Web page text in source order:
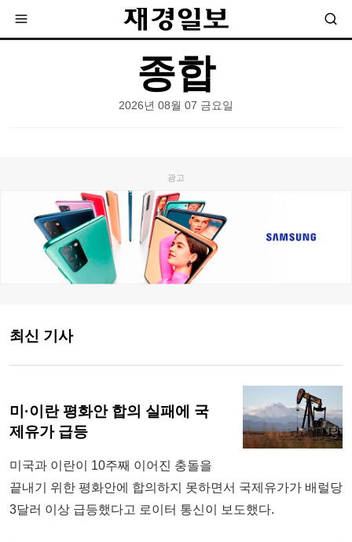
종합
2026년 08월 07 금요일
최신 기사
미·이란 평화안 합의 실패에 국
제유가 급등
미국과 이란이 10주째 이어진 충돌을
끝내기 위한 평화안에 합의하지 못하면서 국제유가가 배럴당
3달러 이상 급등했다고 로이터 통신이 보도했다.